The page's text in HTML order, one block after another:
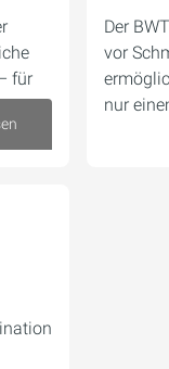
für
Der
vor
nur